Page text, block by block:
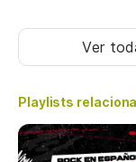
Ver
Playlists